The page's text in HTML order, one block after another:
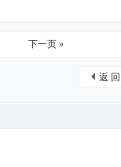
下一页 »
返 回